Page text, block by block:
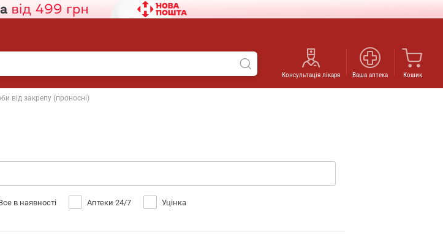
Консультація лікаря Ваша аптека Кошик
від закрепу (проносні)
в наявності Аптеки 24/7 Уцінка